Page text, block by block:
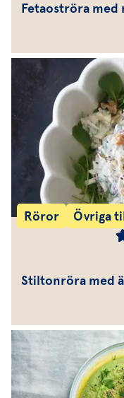
Fetaoströra med
Röror Övriga
Stiltonröra med